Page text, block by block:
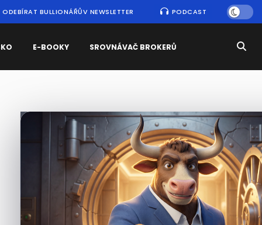
ODEBÍRAT BULLIONÁŘŮV NEWSLETTER PODCAST
E-BOOKY SROVNÁVAČ BROKERŮ
Nejčtenějšízprávy